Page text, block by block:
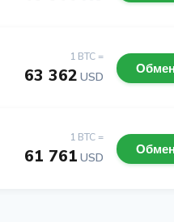
1 BTC =
63 362 USD
1 BTC =
61 761 USD